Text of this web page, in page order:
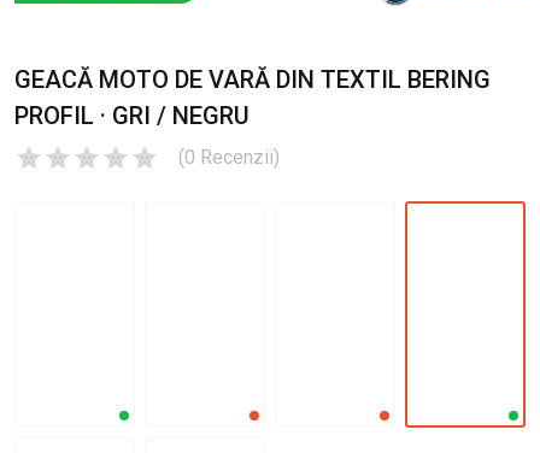
GEACĂ MOTO DE VARĂ DIN TEXTIL BERING
PROFIL · GRI / NEGRU
(0 Recenzii)